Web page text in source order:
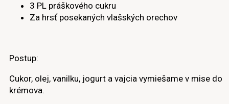
3 PL práškového cukru
Za hrsť posekaných vlašských orechov
Postup:
Cukor, olej, vanilku, jogurt a vajcia vymiešame v mise do
krémova.